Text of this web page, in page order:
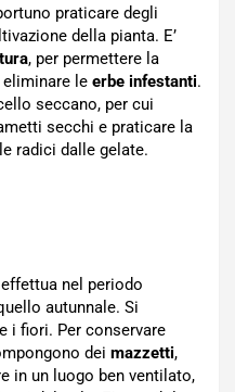
praticare degli
della pianta. E’
, per permettere la
le erbe infestanti.
seccano, per cui
secchi e praticare la
radici dalle gelate.
nel periodo
autunnale. Si
i fiori. Per conservare
dei mazzetti,
in un luogo ben ventilato,